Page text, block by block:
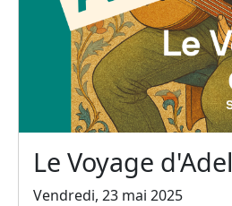
Le Voyage d'Adel
Vendredi, 23 mai 2025